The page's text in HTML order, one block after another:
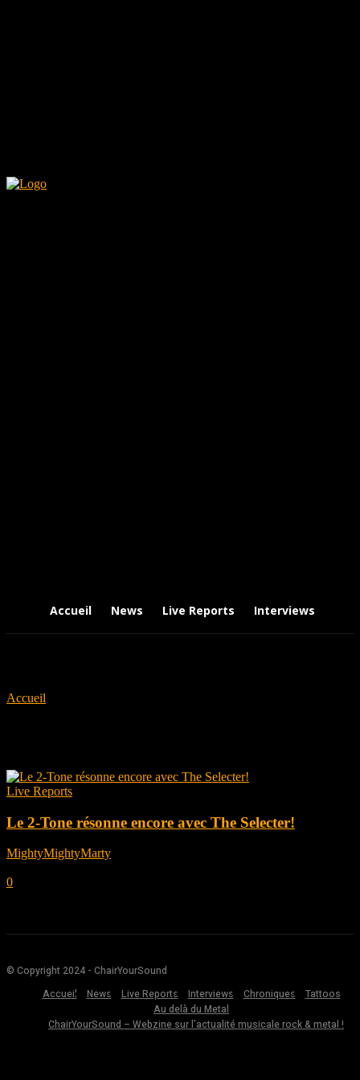
Accueil News Live Reports Interviews
Accueil
Live Reports
Le 2-Tone résonne encore avec The Selecter!
MightyMightyMarty
0
© Copyright 2024 - ChairYourSound
Accueil
News Live Reports Interviews Chroniques
Tattoos
Au delà du Metal
ChairYourSound – Webzine sur l’actualité musicale rock & metal !